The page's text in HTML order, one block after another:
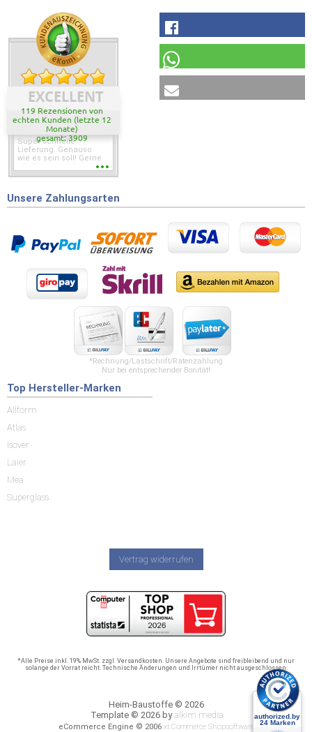
EXCELLENT
119 Rezensionen von
echten Kunden (letzte 12
Monate)
gesamt: 3909
Super schnelle
Lieferung. Genauso
wie es sein soll! Gerne
wieder wenn ich was
Unsere Zahlungsarten
*Rechnung/Lastschrift/Ratenzahlung
Nur bei entsprechender Bonität!
Top Hersteller-Marken
Allform
Atlas
Isover
Laier
Mea
Superglass
Vertrag widerrufen
*Alle Preise inkl. 19% MwSt. zzgl. Versandkosten. Unsere Angebote sind freibleibend und nur
solange der Vorrat reicht. Technische Änderungen und Irrtümer nicht ausgeschlossen.
Heim-Baustoffe © 2026
Template © 2026 byalkim media
eCommerce Engine © 2006 xt:Commerce Shopsoftware